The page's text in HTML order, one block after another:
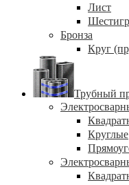
Лист
Бронза
Круг
Трубный
Круглые